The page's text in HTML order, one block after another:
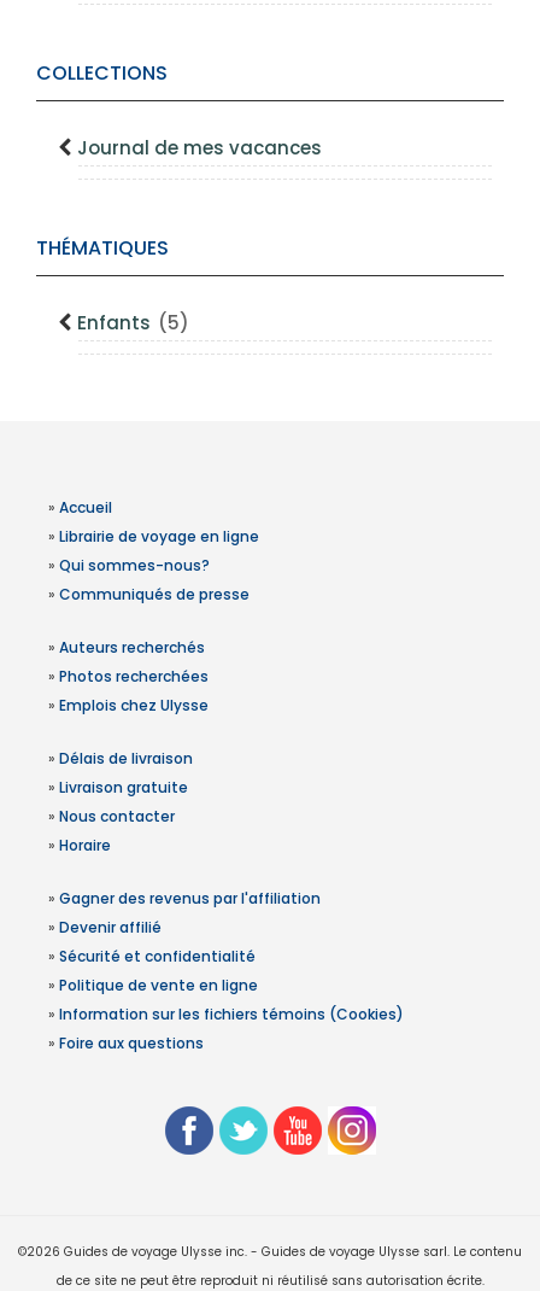
COLLECTIONS
Journal de mes vacances
THÉMATIQUES
Enfants (5)
» Accueil
» Librairie de voyage en ligne
» Qui sommes-nous?
» Communiqués de presse
» Auteurs recherchés
» Photos recherchées
» Emplois chez Ulysse
» Délais de livraison
» Livraison gratuite
» Nous contacter
» Horaire
» Gagner des revenus par l'affiliation
» Devenir affilié
» Sécurité et confidentialité
» Politique de vente en ligne
» Information sur les fichiers témoins (Cookies)
» Foire aux questions
©2026 Guides de voyage Ulysse inc. - Guides de voyage Ulysse sarl. Le contenu
de ce site ne peut être reproduit ni réutilisé sans autorisation écrite.